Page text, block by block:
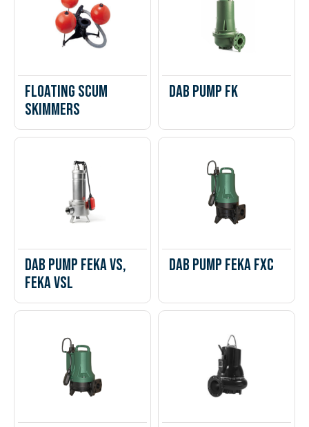
Floating Scum
Skimmers
DAB PUMP FK
DAB PUMP FEKA VS,
FEKA VSL
DAB PUMP FEKA FXC